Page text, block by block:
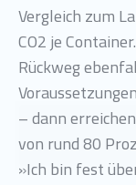
Vergleich zum
CO2 je
Rückweg
– dann
von rund 80
»Ich bin fest